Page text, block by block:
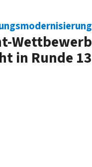
Wettbewerb
in Runde 13